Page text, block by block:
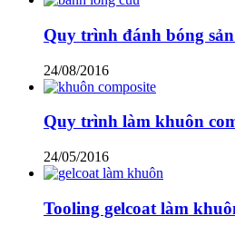
Quy trình đánh bóng
24/08/2016
Quy trình làm khuôn
24/05/2016
Tooling gelcoat làm